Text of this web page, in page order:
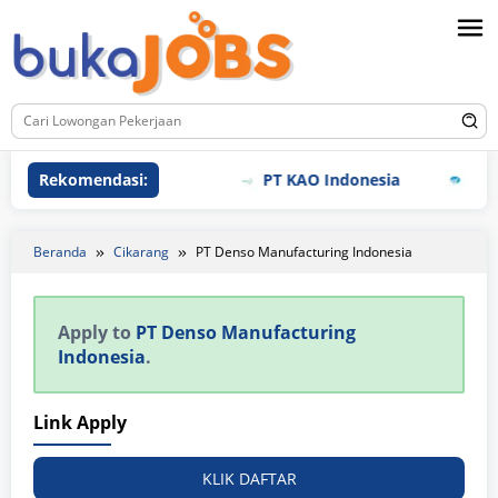
ke
konten
Rekomendasi: PT KAO Indonesia PT
Beranda Cikarang PT Denso Manufacturing Indonesia
Apply to PT Denso Manufacturing
Indonesia.
Link Apply
KLIK DAFTAR